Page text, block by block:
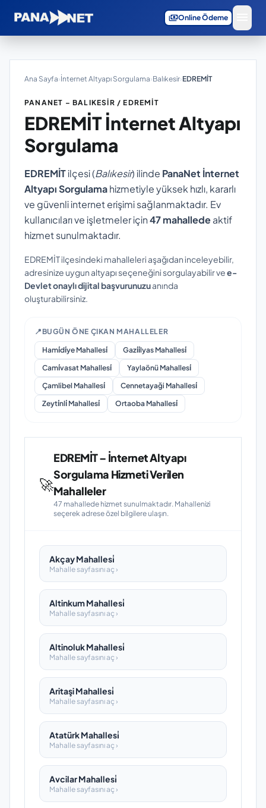
paymentsOnline Ödeme
Ana Sayfa›İnternet Altyapı Sorgulama›Balıkesir›EDREMİT
PANANET – BALIKESIR / EDREMİT
EDREMİTİnternet Altyapı
Sorgulama
EDREMİTilçesi (Balıkesir) ilinde PanaNet İnternet
Altyapı Sorgulamahizmetiyle yüksek hızlı, kararlı
ve güvenli internet erişimi sağlanmaktadır. Ev
kullanıcıları ve işletmeler için47 mahalledeaktif
hizmet sunulmaktadır.
EDREMİT ilçesindeki mahalleleri aşağıdan inceleyebilir,
adresinize uygun altyapı seçeneğini sorgulayabilir vee-
Devlet onaylı dijital başvurunuzuanında
oluşturabilirsiniz.
📍 BUGÜN ÖNE ÇIKAN MAHALLELER
Hami̇di̇ye Mahallesi̇
Gazi̇i̇lyas Mahallesi̇
Cami̇vasat Mahallesi̇
Yaylaönü Mahallesi̇
Çamlibel Mahallesi̇
Cennetayaği Mahallesi̇
Zeyti̇nli̇ Mahallesi̇
Ortaoba Mahallesi̇
🚀
EDREMİT – İnternet Altyapı
Sorgulama Hizmeti Verilen
Mahalleler
47 mahallede hizmet sunulmaktadır. Mahallenizi
seçerek adrese özel bilgilere ulaşın.
Akçay Mahallesi̇
Mahalle sayfasını aç ›
Altinkum Mahallesi̇
Mahalle sayfasını aç ›
Altinoluk Mahallesi̇
Mahalle sayfasını aç ›
Aritaşi Mahallesi̇
Mahalle sayfasını aç ›
Atatürk Mahallesi̇
Mahalle sayfasını aç ›
Avcilar Mahallesi̇
Mahalle sayfasını aç ›